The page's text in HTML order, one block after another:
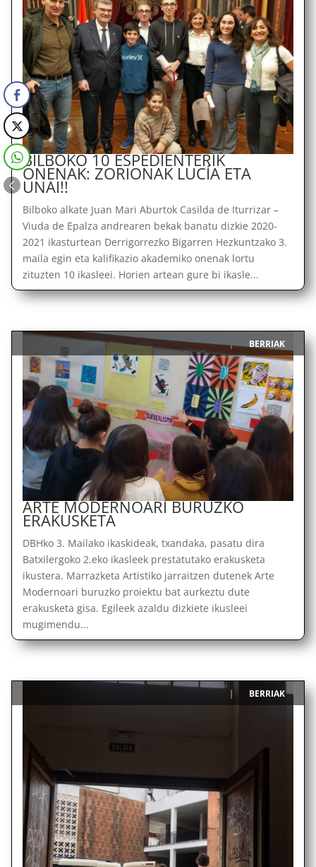
BILBOKO 10 ESPEDIENTERIK
ONENAK: ZORIONAK LUCÍA ETA
UNAI!!
Bilboko alkate Juan Mari Aburtok Casilda de Iturrizar –
Viuda de Epalza andrearen bekak banatu dizkie 2020-
2021 ikasturtean Derrigorrezko Bigarren Hezkuntzako 3.
maila egin eta kalifikazio akademiko onenak lortu
zituzten 10 ikasleei. Horien artean gure bi ikasle...
ARTE MODERNOARI BURUZKO
ERAKUSKETA
| BERRIAK
DBHko 3. Mailako ikaskideak, txandaka, pasatu dira
Batxilergoko 2.eko ikasleek prestatutako erakusketa
ikustera. Marrazketa Artistiko jarraitzen dutenek Arte
Modernoari buruzko proiektu bat aurkeztu dute
erakusketa gisa. Egileek azaldu dizkiete ikusleei
mugimendu...
BERRIAK